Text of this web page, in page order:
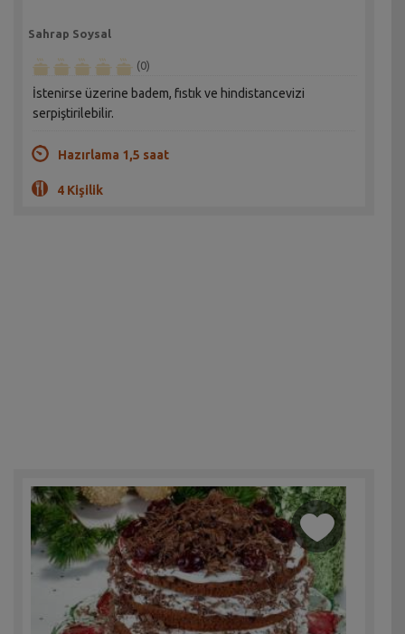
Sahrap Soysal
(0)
İstenirse üzerine badem, fıstık ve hindistancevizi
serpiştirilebilir.
Hazırlama 1,5 saat
4 Kişilik